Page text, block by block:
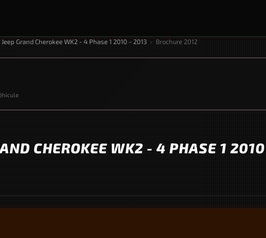
Jeep Grand Cherokee WK2 - 4 Phase 1 2010 - 2013 › Brochure 2012
CHEROKEE WK2 - 4 PHASE 1